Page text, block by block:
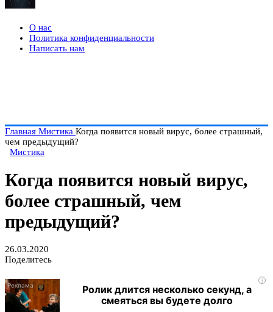
О нас
Политика конфиденциальности
Написать нам
Главная Мистика Когда появится новый вирус, более страшный,
чем предыдущий?
Мистика
Когда появится новый вирус,
более страшный, чем
предыдущий?
26.03.2020
Поделитесь
i
Ролик длится несколько секунд, а
смеяться вы будете долго